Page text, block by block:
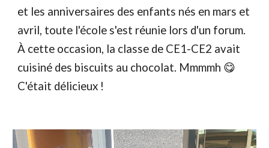
et les anniversaires des enfants nés en mars et
avril, toute l'école s'est réunie lors d'un forum.
À cette occasion, la classe de CE1-CE2 avait
cuisiné des biscuits au chocolat. Mmmmh 😋
C'était délicieux !